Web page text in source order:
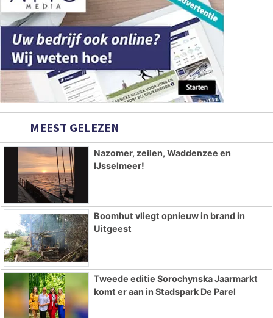
MEEST GELEZEN
Nazomer, zeilen, Waddenzee en
IJsselmeer!
Boomhut vliegt opnieuw in brand in
Uitgeest
Tweede editie Sorochynska Jaarmarkt
komt er aan in Stadspark De Parel